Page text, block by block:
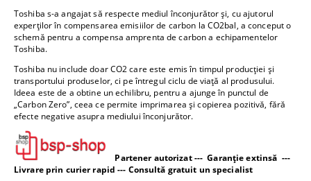
Toshiba s-a angajat să respecte mediul înconjurător și, cu ajutorul
experților în compensarea emisiilor de carbon la CO2bal, a conceput o
schemă pentru a compensa amprenta de carbon a echipamentelor
Toshiba.
Toshiba nu include doar CO2 care este emis în timpul producției și
transportului produselor, ci pe întregul ciclu de viață al produsului.
Ideea este de a obtine un echilibru, pentru a ajunge în punctul de
„Carbon Zero”, ceea ce permite imprimarea și copierea pozitivă, fără
efecte negative asupra mediului înconjurător.
Partener autorizat --- Garanție extinsă ---
Livrare prin curier rapid --- Consultă gratuit un specialist